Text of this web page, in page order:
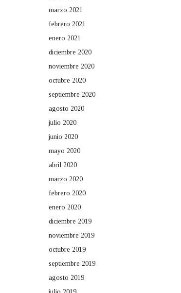
marzo 2021
febrero 2021
enero 2021
diciembre 2020
noviembre 2020
octubre 2020
septiembre 2020
agosto 2020
julio 2020
junio 2020
mayo 2020
abril 2020
marzo 2020
febrero 2020
enero 2020
diciembre 2019
noviembre 2019
octubre 2019
septiembre 2019
agosto 2019